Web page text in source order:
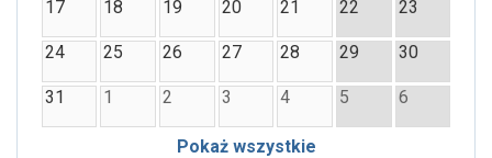
17 18 19 20 21 22 23
24 25 26 27 28 29 30
31 1 2 3 4 5 6
Pokaż wszystkie